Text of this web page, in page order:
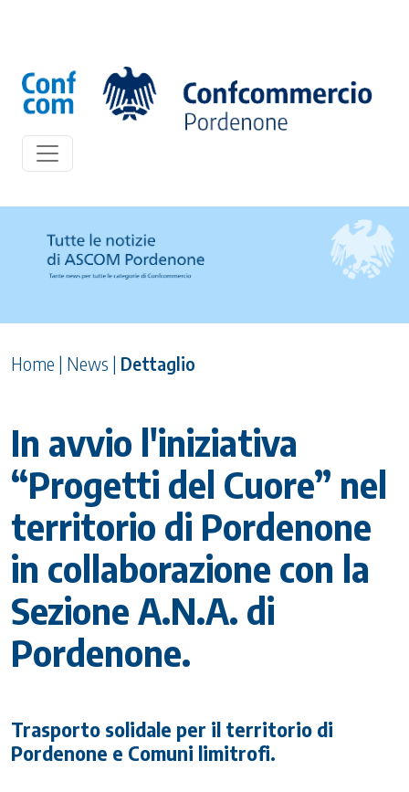
Home | News | Dettaglio
In avvio l'iniziativa
“Progetti del Cuore” nel
territorio di Pordenone
in collaborazione con la
Sezione A.N.A. di
Pordenone.
Trasporto solidale per il territorio di
Pordenone e Comuni limitrofi.